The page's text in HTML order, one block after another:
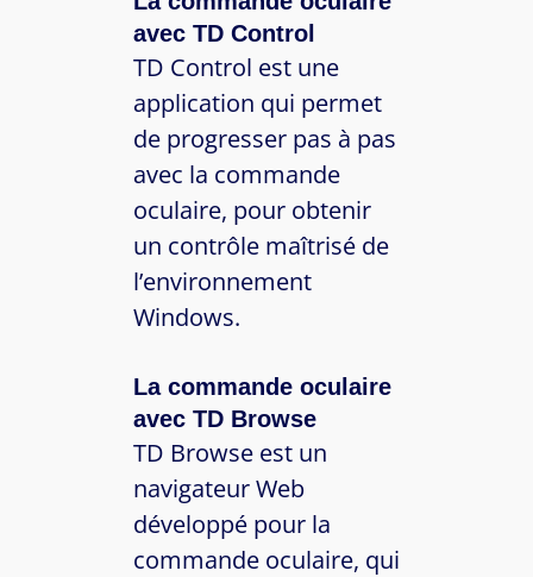
avec TD Control
TD Control est une
application qui permet
de progresser pas à pas
avec la commande
oculaire, pour obtenir
un contrôle maîtrisé de
l’environnement
Windows.
La commande oculaire
avec TD Browse
TD Browse est un
navigateur Web
développé pour la
commande oculaire, qui